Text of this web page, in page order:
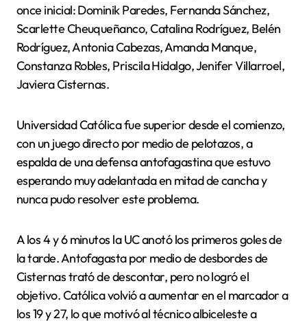
once inicial: Dominik Paredes, Fernanda Sánchez,
Scarlette Cheuqueñanco, Catalina Rodríguez, Belén
Rodríguez, Antonia Cabezas, Amanda Manque,
Constanza Robles, Priscila Hidalgo, Jenifer Villarroel,
Javiera Cisternas.
Universidad Católica fue superior desde el comienzo,
con un juego directo por medio de pelotazos, a
espalda de una defensa antofagastina que estuvo
esperando muy adelantada en mitad de cancha y
nunca pudo resolver este problema.
A los 4 y 6 minutos la UC anotó los primeros goles de
la tarde. Antofagasta por medio de desbordes de
Cisternas trató de descontar, pero no logró el
objetivo. Católica volvió a aumentar en el marcador a
los 19 y 27, lo que motivó al técnico albiceleste a